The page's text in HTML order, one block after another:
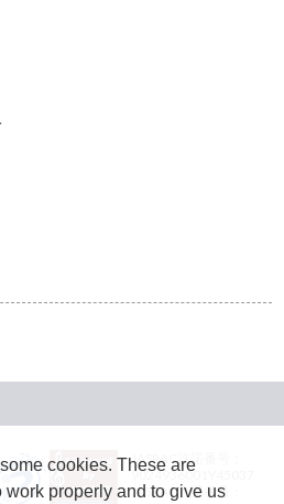
JASRAC許諾番号：
9024936001Y45037
JASRAC許諾番号：
cookies. These are
work properly and to give us